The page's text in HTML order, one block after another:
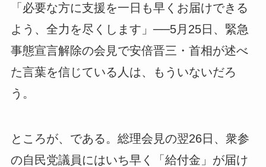
「必要な方に支援を一日も早くお届けできる
よう、全力を尽くします」──5月25日、緊急
事態宣言解除の会見で安倍晋三・首相が述べ
た言葉を信じている人は、もういないだろ
う。
ところが、である。総理会見の翌26日、衆参
の自民党議員にはいち早く「給付金」が届け